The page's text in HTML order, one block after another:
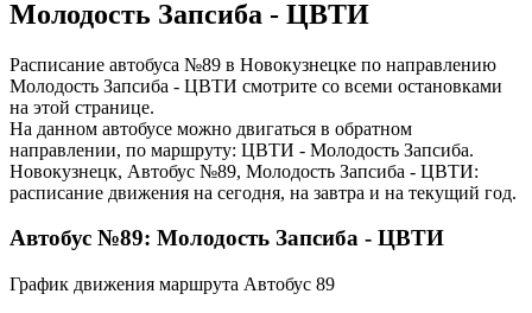
Молодость Запсиба - ЦВТИ
Расписание автобуса №89 в Новокузнецке по направлению
Молодость Запсиба - ЦВТИ смотрите со всеми остановками
на этой странице.
На данном автобусе можно двигаться в обратном
направлении, по маршруту: ЦВТИ - Молодость Запсиба.
Новокузнецк, Автобус №89, Молодость Запсиба - ЦВТИ:
расписание движения на сегодня, на завтра и на текущий год.
Автобус №89: Молодость Запсиба - ЦВТИ
График движения маршрута Автобус 89